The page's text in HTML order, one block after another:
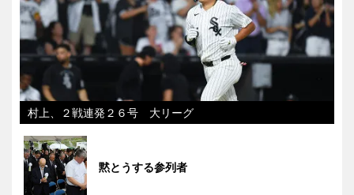
村上、２戦連発２６号 大リーグ
黙とうする参列者